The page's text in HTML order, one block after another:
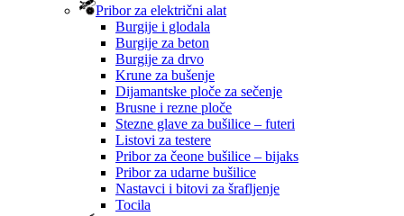
Pribor za električni alat
Burgije i glodala
Burgije za beton
Burgije za drvo
Krune za bušenje
Dijamantske ploče za sečenje
Brusne i rezne ploče
Stezne glave za bušilice – futeri
Listovi za testere
Pribor za čeone bušilice – bijaks
Pribor za udarne bušilice
Nastavci i bitovi za šrafljenje
Tocila